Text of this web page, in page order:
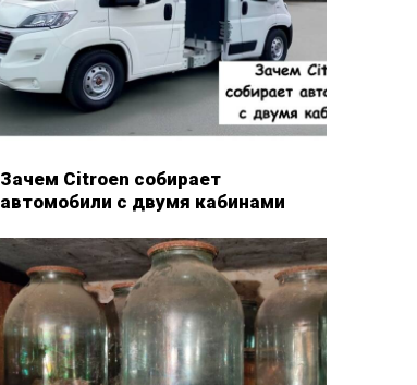
Зачем Citroen собирает
автомобили с двумя кабинами